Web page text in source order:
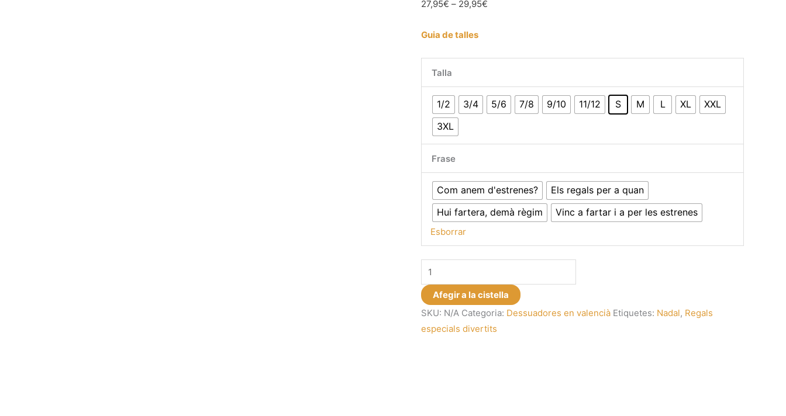
27,95€ – 29,95€
Guia de talles
Talla
1/2 3/4 5/6 7/8 9/10 11/12 S M L XL
XXL
3XL
Frase
Com anem d'estrenes?
Els regals per a quan
Hui fartera, demà règim
Vinc a fartar i a per les estrenes
Esborrar
quantitat
de
Dessuadora
nadalenca
amb
Afegir a la cistella
SKU: N/A Categoria: Dessuadores en valencià Etiquetes: Nadal, Regals
especials divertits